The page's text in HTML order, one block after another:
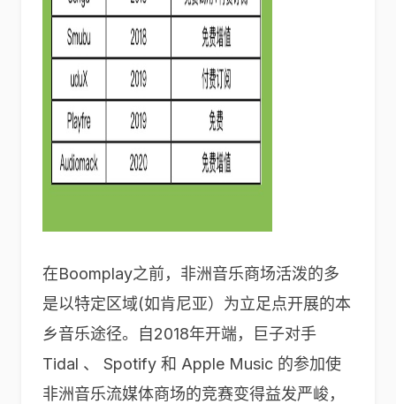
在Boomplay之前，非洲音乐商场活泼的多
是以特定区域(如肯尼亚）为立足点开展的本
乡音乐途径。自2018年开端，巨子对手
Tidal 、 Spotify 和 Apple Music 的参加使
非洲音乐流媒体商场的竞赛变得益发严峻，